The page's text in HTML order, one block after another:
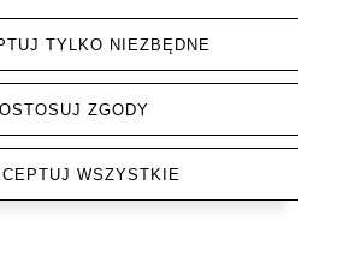
pełną wersję strony
internetowy Shoper.pl
TYLKO NIEZBĘDNE
ZGODY
WSZYSTKIE